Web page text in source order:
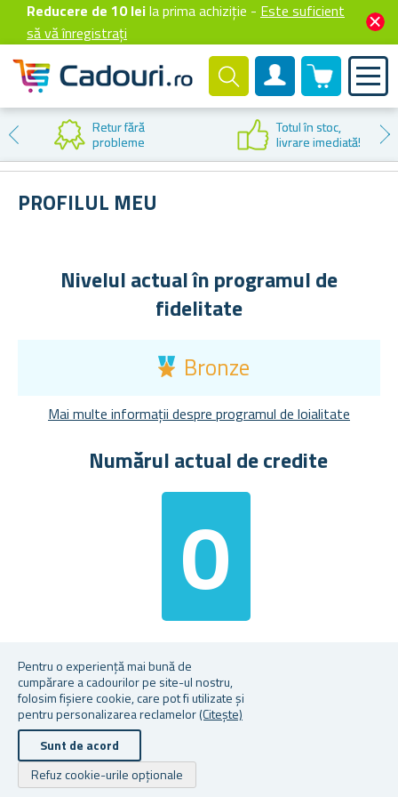
Reducere de 10 leila prima achiziție - Este suficient
să vă înregistrați
Pentru o experiență mai bună de
cumpărare a cadourilor pe site-ul nostru,
folosim fișiere cookie, care pot fi utilizate și
pentru personalizarea reclamelor(Citește)
Sunt de acord
Refuz cookie-urile opționale
Cont client
0 produselor
Retur fără
probleme
Totul în stoc,
livrare imediată!
PROFILUL MEU
Nivelul actual în programul de
fidelitate
Bronze
Mai multe informații despre programul de loialitate
Numărul actual de credite
0
Drepturile de autor © 2026 Cadouri.ro. Toate drepturile rezervate.